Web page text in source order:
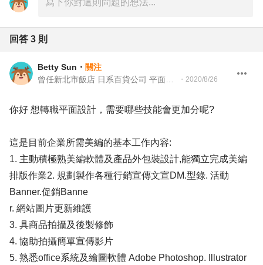
回答 3 則
Betty Sun ・ 關注
・ 2020/8/26
你好 想轉職平面設計，需要哪些技能會更加分呢?
這是目前企業所需美編的基本工作內容:
1. 主動積極熟美編軟體及產品外包裝設計,能獨立完成美編
排版作業2. 規劃製作各種行銷宣傳文宣DM.型錄. 活動
Banner.促銷Banne
r. 網站圖片更新維護
3. 具商品拍攝及後製修飾
4. 協助拍攝簡單宣傳影片
5. 熟悉office系統及繪圖軟體 Adobe Photoshop. Illustrator